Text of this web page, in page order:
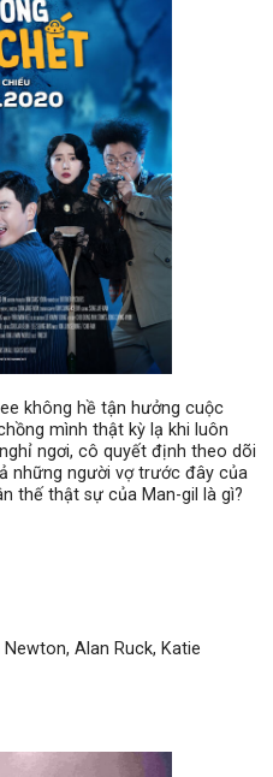
không hề tận hưởng cuộc
mình thật kỳ lạ khi luôn
ngơi, cô quyết định theo dõi
những người vợ trước đây của
thế thật sự của Man-gil là gì?
Alan Ruck, Katie